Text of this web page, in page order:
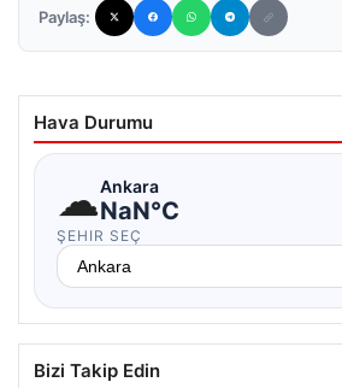
Paylaş:
Hava Durumu
☁Ankara
NaN°C
ŞEHIR SEÇ
Bizi Takip Edin